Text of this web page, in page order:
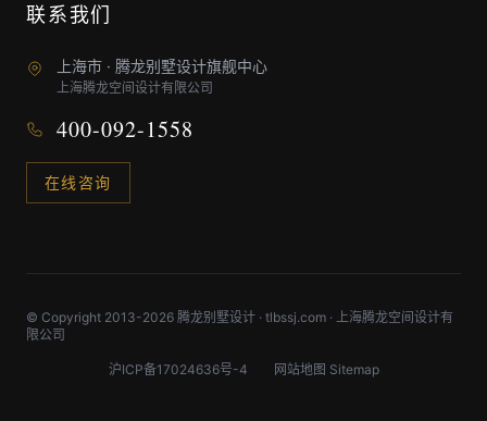
联系我们
上海市 · 腾龙别墅设计旗舰中心
上海腾龙空间设计有限公司
400-092-1558
在线咨询
© Copyright 2013-2026 腾龙别墅设计 · tlbssj.com · 上海腾龙空间设计有
限公司
沪ICP备17024636号-4 网站地图 Sitemap